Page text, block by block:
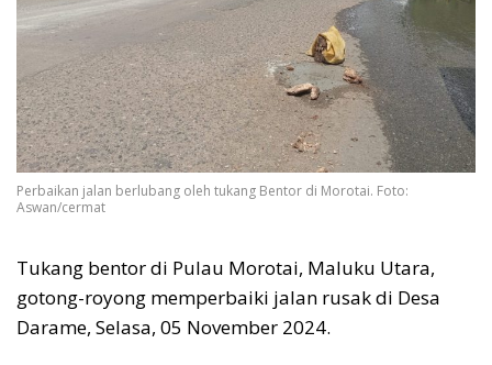
Perbaikan jalan berlubang oleh tukang Bentor di Morotai. Foto:
Aswan/cermat
Tukang bentor di Pulau Morotai, Maluku Utara,
gotong-royong memperbaiki jalan rusak di Desa
Darame, Selasa, 05 November 2024.